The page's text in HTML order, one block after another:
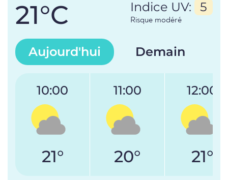
21°C Indice UV: 5
Risque modéré
Aujourd'hui Demain
10:00
21°
11:00
20°
12:00
21°